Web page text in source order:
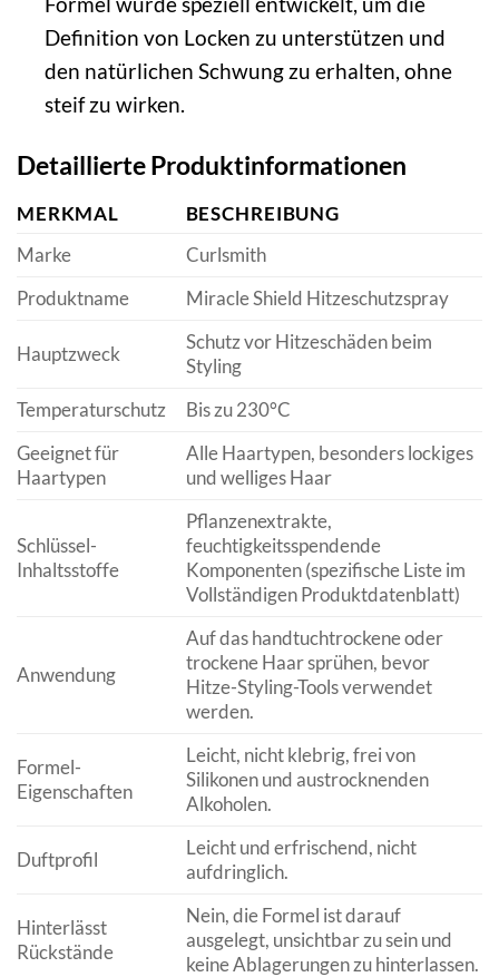
Definition von Locken zu unterstützen und
den natürlichen Schwung zu erhalten, ohne
steif zu wirken.
Detaillierte Produktinformationen
MERKMAL
BESCHREIBUNG
Marke
Curlsmith
Produktname
Miracle Shield Hitzeschutzspray
Hauptzweck
Schutz vor Hitzeschäden beim
Styling
Temperaturschutz
Bis zu 230°C
Geeignet für
Haartypen
Alle Haartypen, besonders lockiges
und welliges Haar
Schlüssel-
Inhaltsstoffe
Pflanzenextrakte,
feuchtigkeitsspendende
Komponenten (spezifische Liste im
Vollständigen Produktdatenblatt)
Anwendung
Auf das handtuchtrockene oder
trockene Haar sprühen, bevor
Hitze-Styling-Tools verwendet
werden.
Formel-
Eigenschaften
Leicht, nicht klebrig, frei von
Silikonen und austrocknenden
Alkoholen.
Duftprofil
Leicht und erfrischend, nicht
aufdringlich.
Hinterlässt
Rückstände
Nein, die Formel ist darauf
ausgelegt, unsichtbar zu sein und
keine Ablagerungen zu hinterlassen.